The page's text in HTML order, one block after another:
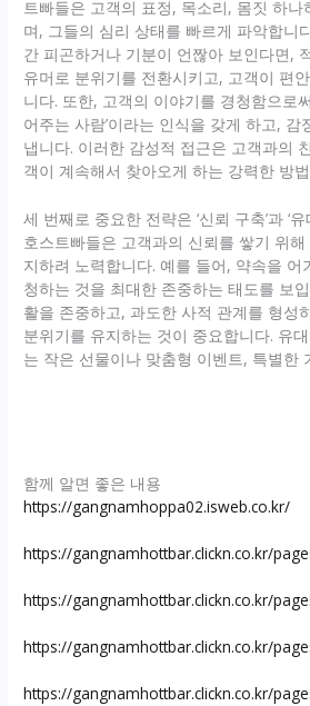
트빠들은 고객의 표정, 목소리, 몸짓 하
며, 그들의 심리 상태를 빠르게 파악합니
간 피곤하거나 기분이 언짢아 보인다면,
유머로 분위기를 전환시키고, 고객이 편
니다. 또한, 고객의 이야기를 경청함으로
어주는 사람’이라는 인식을 갖게 하고, 감
냅니다. 이러한 감성적 접근은 고객과의
객이 계속해서 찾아오게 하는 강력한 방
세 번째로 중요한 전략은 ‘신뢰 구축’과 ‘
호스트빠들은 고객과의 신뢰를 쌓기 위
지하려 노력합니다. 예를 들어, 약속을 어
청하는 것을 최대한 존중하는 태도를 보
활을 존중하고, 과도한 사적 관계를 형성
분위기를 유지하는 것이 중요합니다. 유
는 작은 선물이나 맞춤형 이벤트, 특별한
함께 알면 좋은 내용
https://gangnamhoppa02.isweb.co.kr/
https://gangnamhottbar.clickn.co.kr/
https://gangnamhottbar.clickn.co.kr/
https://gangnamhottbar.clickn.co.kr/
https://gangnamhottbar.clickn.co.kr/